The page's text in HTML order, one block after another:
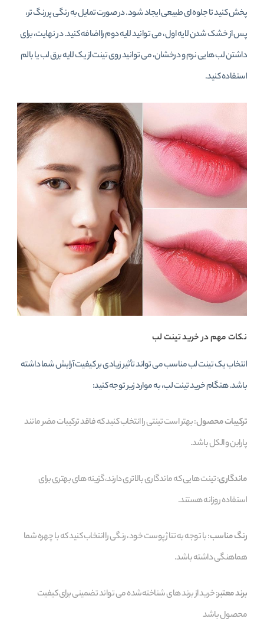
پخش کنید تا جلوه‌ ای طبیعی ایجاد شود. در صورت تمایل به رنگی پررنگ‌ تر،
پس از خشک شدن لایه اول، می‌ توانید لایه دوم را اضافه کنید. در نهایت، برای
داشتن لب‌ هایی نرم و درخشان، می‌ توانید روی تینت از یک لایه برق لب یا بالم
استفاده کنید.
نکات مهم در خرید تینت لب
انتخاب یک تینت لب مناسب می‌ تواند تأثیر زیادی بر کیفیت آرایش شما داشته
باشد. هنگام خرید تینت لب، به موارد زیر توجه کنید:
ترکیبات محصول: بهتر است تینتی را انتخاب کنید که فاقد ترکیبات مضر مانند
پارابن و الکل باشد.
ماندگاری: تینت‌ هایی که ماندگاری بالاتری دارند، گزینه‌ های بهتری برای
استفاده روزانه هستند.
رنگ مناسب: با توجه به تناژ پوست خود، رنگی را انتخاب کنید که با چهره شما
هماهنگی داشته باشد.
برند معتبر: خرید از برند های شناخته‌شده می‌ تواند تضمینی برای کیفیت
محصول باشد